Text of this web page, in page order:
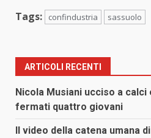
Tags: confindustria sassuolo
ARTICOLI RECENTI
Nicola Musiani ucciso a calci
fermati quattro giovani
Il video della catena umana